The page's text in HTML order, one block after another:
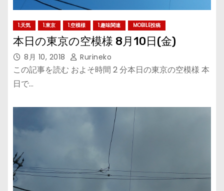
1.天気 1.東京 1.空模様 1.趣味関連 MOBILE投稿
本日の東京の空模様 8月10日(金)
8月 10, 2018 Rurineko
この記事を読む およそ時間 2 分本日の東京の空模様 本
日で…